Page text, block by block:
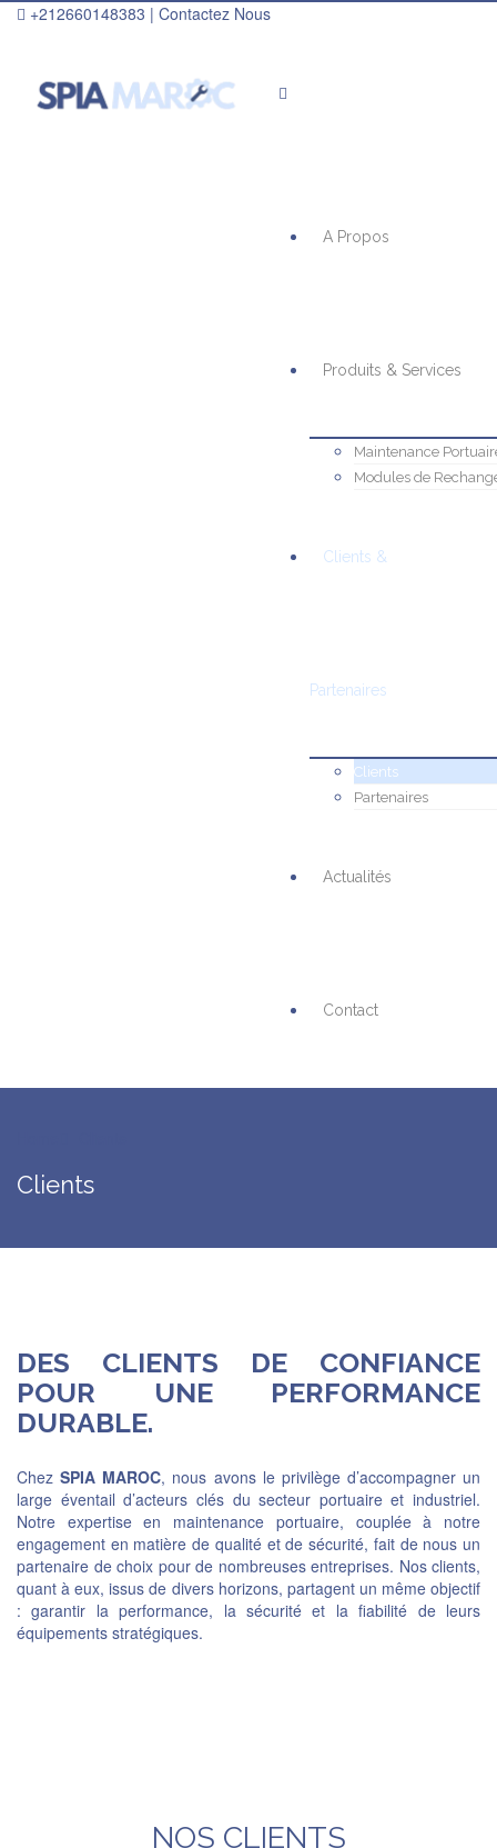
+212660148383 | Contactez Nous
A Propos
Produits & Services
Maintenance
Modules de
Clients &
Partenaires
Clients
Partenaires
Actualités
Contact
Clients
DES CLIENTS DE CONFIANCE
POUR UNE PERFORMANCE
DURABLE.
ChezSPIA MAROC, nous avons le privilège d’accompagner un
large éventail d’acteurs clés du secteur portuaire et industriel.
Notre expertise en maintenance portuaire, couplée à notre
engagement en matière de qualité et de sécurité, fait de nous un
partenaire de choix pour de nombreuses entreprises. Nos clients,
quant à eux, issus de divers horizons, partagent un même objectif
: garantir la performance, la sécurité et la fiabilité de leurs
équipements stratégiques.
NOS CLIENTS